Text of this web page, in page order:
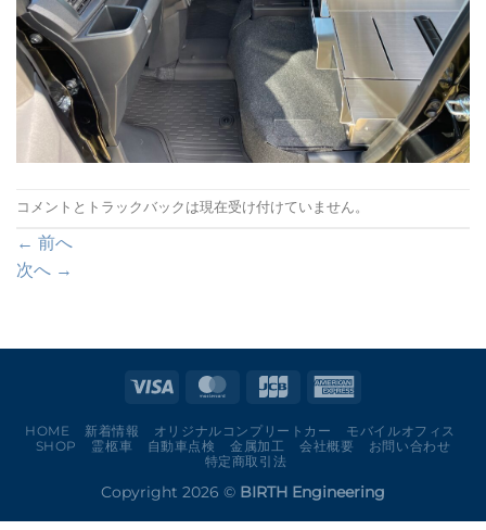
コメントとトラックバックは現在受け付けていません。
← 前へ
次へ →
HOME 新着情報 オリジナルコンプリートカー
モバイルオフィス
SHOP
霊柩車 自動車点検 金属加工 会社概要
お問い合わせ
特定商取引法
Copyright 2026 © BIRTH Engineering